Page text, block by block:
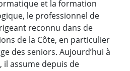
et la formation
le professionnel de
reconnu dans de
de la Côte, en particulier
des seniors. Aujourd’hui à
il assume depuis de